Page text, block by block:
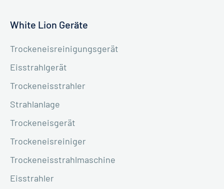
White Lion Geräte
Trockeneisreinigungsgerät
Eisstrahlgerät
Trockeneisstrahler
Strahlanlage
Trockeneisgerät
Trockeneisreiniger
Trockeneisstrahlmaschine
Eisstrahler